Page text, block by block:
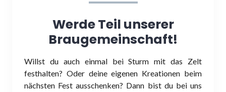
Werde Teil unserer
Braugemeinschaft!
Willst du auch einmal bei Sturm mit das Zelt
festhalten? Oder deine eigenen Kreationen beim
nächsten Fest ausschenken? Dann bist du bei uns